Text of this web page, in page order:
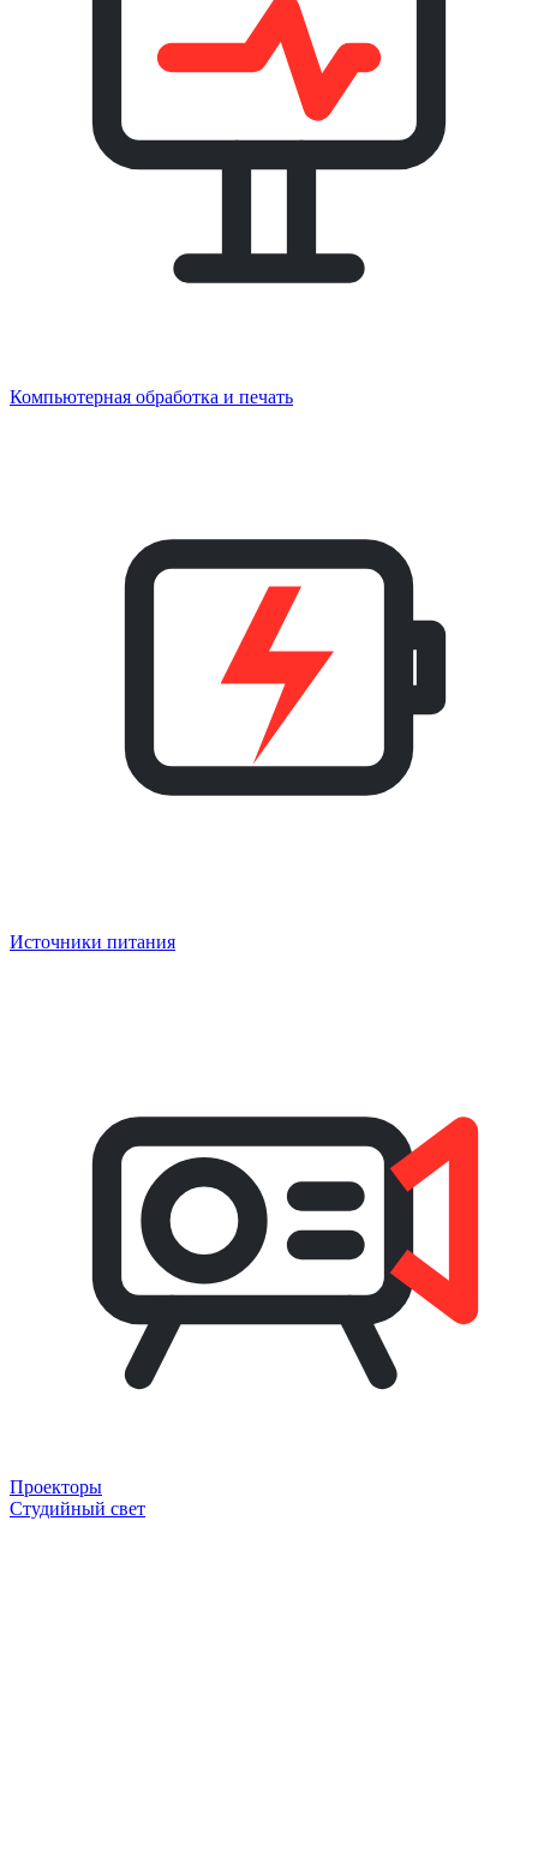
Компьютерная обработка и печать
Источники питания
Проекторы
Студийный свет